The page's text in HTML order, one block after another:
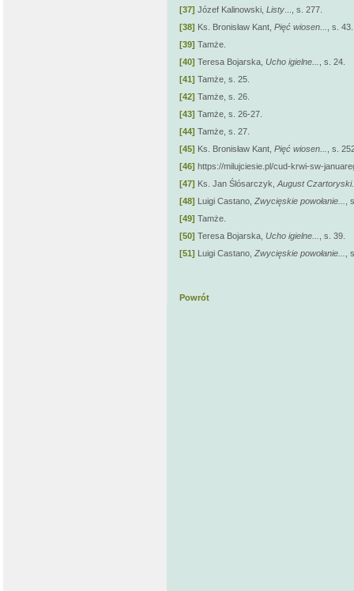
[37] Józef Kalinowski, Listy ..., s. 277.
[38] Ks. Bronisław Kant, Pięć wiosen...
, s. 43.
[39] Tamże.
[40] Teresa Bojarska, Ucho igielne...
, s. 24.
[41] Tamże, s. 25.
[42] Tamże, s. 26.
[43] Tamże, s. 26-27.
[44] Tamże, s. 27.
[45] Ks. Bronisław Kant, Pięć wiosen...
, s.
[46] https://milujciesie.pl/cud-krwi-sw-
[47] Ks. Jan Ślósarczyk, August
[48] Luigi Castano, Zwycięskie powołanie...
,
[49] Tamże.
[50] Teresa Bojarska, Ucho igielne...
, s. 39.
[51] Luigi Castano, Zwycięskie powołanie... ,
Powrót